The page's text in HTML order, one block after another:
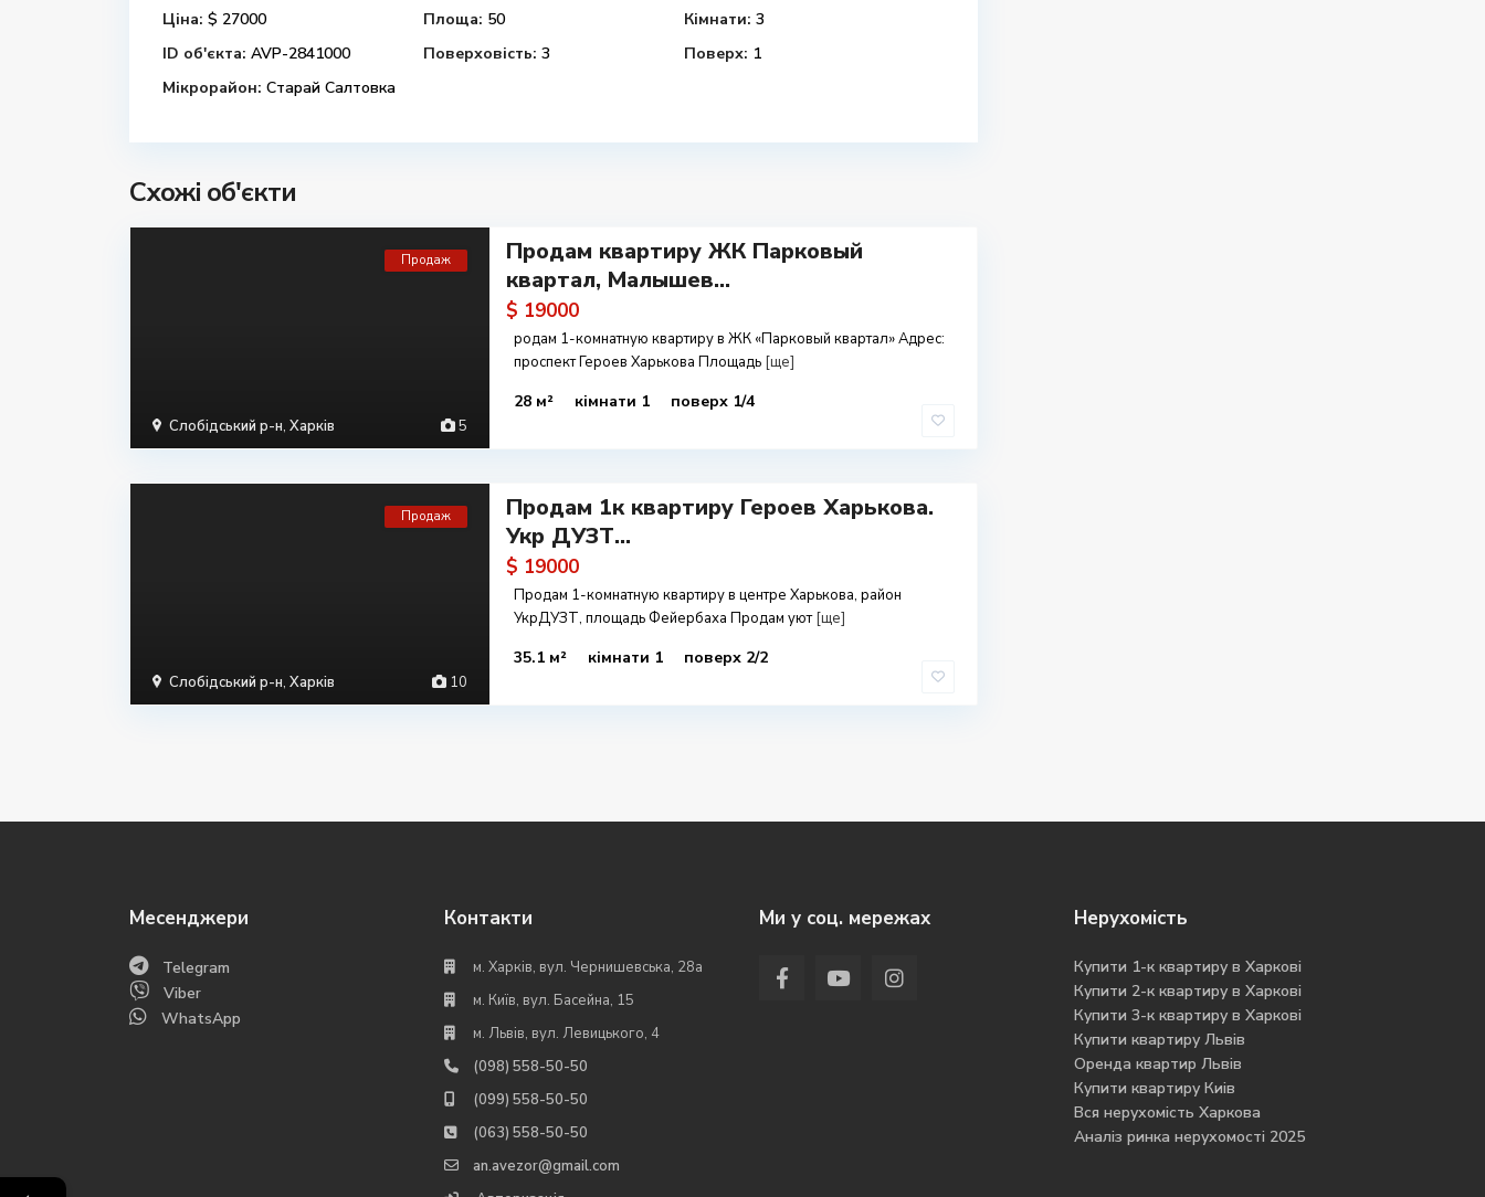
Ціна: $ 27000 Площа: 50 Кімнати: 3
ID об'єкта: AVP-2841000 Поверховість: 3 Поверх: 1
Мікрорайон: Старай Салтовка
Схожі об'єкти
5
Слобідський р-н, Харків
Продаж
Продам квартиру ЖК Парковый
квартал, Малышев...
$ 19000
родам 1-комнатную квартиру в ЖК «Парковый квартал» Адрес:
проспект Героев Харькова Площадь [ще]
28 м² кімнати 1 поверх 1/4
10
Слобідський р-н, Харків
Продаж
Продам 1к квартиру Героев Харькова.
Укр ДУЗТ...
$ 19000
Продам 1-комнатную квартиру в центре Харькова, район
УкрДУЗТ, площадь Фейербаха Продам уют[ще]
35.1 м² кімнати 1 поверх 2/2
Месенджери
Telegram
Viber
WhatsApp
Контакти
м. Харків, вул. Чернишевська, 28а
м. Київ, вул. Басейна, 15
м. Львів, вул. Левицького, 4
(098) 558-50-50
(099) 558-50-50
(063) 558-50-50
an.avezor@gmail.com
Ми у соц. мережах Нерухомість
Купити 1-к квартиру в Харкові
Купити 2-к квартиру в Харкові
Купити 3-к квартиру в Харкові
Купити квартиру Львів
Оренда квартир Львів
Купити квартиру Киів
Вся нерухомість Харкова
Аналіз ринка нерухомості 2025